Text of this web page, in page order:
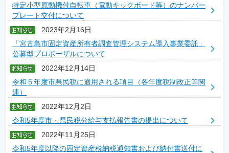
特定小型原動機付自転車（電動キックボード等）のナンバー
プレート交付について
2023年2月16日
「宮古島市固定資産所有者調査管理システム導入事業委託」
公募型プロポーザルについて
2022年12月14日
令和５年度市県民税に適用される項目（各年度税制改正等関
連）
2022年12月2日
令和5年度市・県民税分給与支払報告書の提出について
2022年11月25日
令和5年度以降の固定資産税納税通知書および納付書送付に